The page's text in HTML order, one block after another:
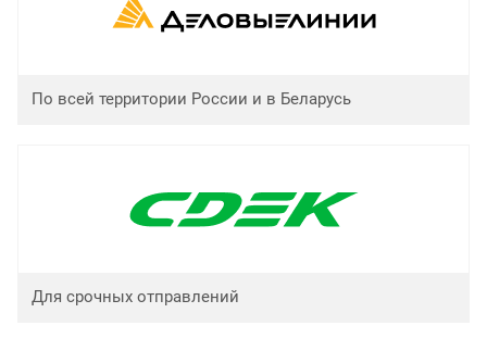
По всей территории России и в Беларусь
Для срочных отправлений